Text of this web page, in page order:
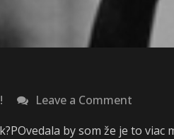
Leave a Comment
by som že je to viac